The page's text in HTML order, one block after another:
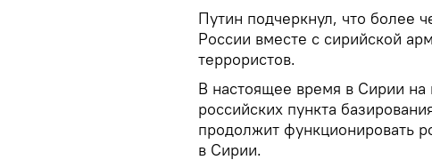
Путин подчеркнул, что более
России вместе с сирийской
террористов.
В настоящее время в Сирии на
российских пункта
продолжит функционировать
в Сирии.